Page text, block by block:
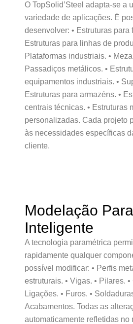
O TopSolid’Steel adapta-se a
variedade de aplicações. É
desenvolver: • Estruturas para
Estruturas para linhas de
Plataformas industriais. •
Passadiços metálicos. •
equipamentos industriais. •
Estruturas para armazéns. •
centrais técnicas. • Estruturas
personalizadas. Cada projeto
às necessidades específicas
cliente.
Modelação
Inteligente
A tecnologia paramétrica
rapidamente qualquer
possível modificar: • Perfis
estruturais. • Vigas. • Pilares. •
Ligações. • Furos. •
Acabamentos. Todas as
automaticamente refletidas no